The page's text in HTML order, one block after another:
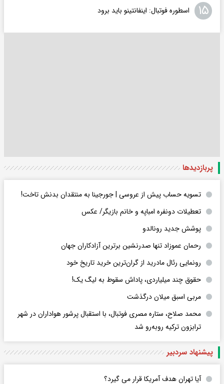
۱۵ اسطوره فوتبال: اینفانتینو باید برود
پربازدید‌ها
تسویه حساب پیش از عروسی | جورجینا به منتقدان بدنش تاخت!
تعطیلات دونفره امباپه و خانم بازیگر/ عکس
پوشش جدید رونالدو
رحمان عموزاد تنها صدرنشین برترین آزادکاران جهان
رونمایی رئال مادرید از گران‌ترین خرید تاریخ خود
حقوق چند میلیاردی، پاداش سقوط به لیگ یک!
مربی اسبق میلان درگذشت
محمد صلاح، ستاره مصری فوتبال، با استقبال پرشور هواداران در شهر
ترابزون ترکیه روبه‌رو شد
پیشنهاد سردبیر
آیا تهران هدف آمریکا قرار می گیرد؟